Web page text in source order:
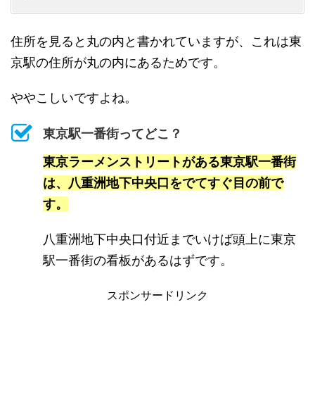
住所を見ると丸の内と書かれていますが、これは東
京駅の住所が丸の内にあるためです。
ややこしいですよね。
東京駅一番街ってどこ？
東京ラーメンストリートがある東京駅一番街
は、八重洲地下中央口をでてすぐ目の前で
す。
八重洲地下中央口付近までいけば頭上に東京
駅一番街の看板があるはずです。
スポンサードリンク